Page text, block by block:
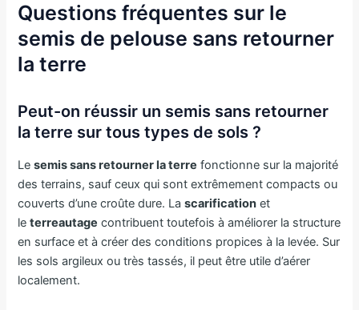
Questions fréquentes sur le
semis de pelouse sans retourner
la terre
Peut-on réussir un semis sans retourner
la terre sur tous types de sols ?
Lesemis sans retourner la terre fonctionne sur la majorité
des terrains, sauf ceux qui sont extrêmement compacts ou
couverts d’une croûte dure. Lascarification et
leterreautage contribuent toutefois à améliorer la structure
en surface et à créer des conditions propices à la levée. Sur
les sols argileux ou très tassés, il peut être utile d’aérer
localement.